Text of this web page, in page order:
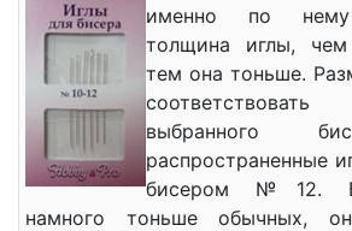
именно по нему
толщина иглы,
тем она тоньше.
выбранного
распространенные
бисером №12.
намного тоньше обычных,